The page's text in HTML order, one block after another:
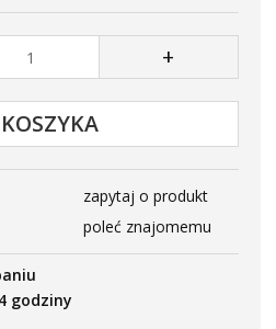
+
zapytaj o produkt
poleć znajomemu
godziny